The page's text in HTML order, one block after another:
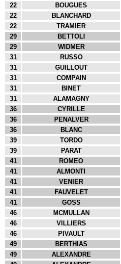
22
BOUGUES
22
BLANCHARD
22
TRAMIER
29
BETTOLI
29
WIDMER
31
RUSSO
31
GUILLOUT
31
COMPAIN
31
BINET
31
ALAMAGNY
36
CYRILLE
36
PENALVER
36
BLANC
39
TORDO
39
PARAT
41
ROMEO
41
ALMONTI
41
VENIER
41
FAUVELET
41
GOSS
46
MCMULLAN
46
VILLIERS
46
PIVAULT
49
BERTHIAS
49
ALEXANDRE